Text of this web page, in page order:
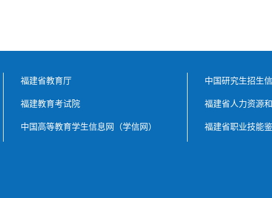
福建省教育厅
福建教育考试院
中国高等教育学生信息网（学信网）
中国研究生招生
福建省人力资源
福建省职业技能